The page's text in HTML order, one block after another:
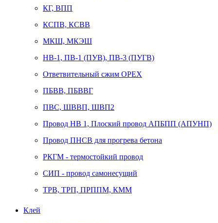
КГ, ВПП
КСПВ, КСВВ
МКШ, МКЭШ
НВ-1, ПВ-1 (ПУВ), ПВ-3 (ПУГВ)
Ответвительный сжим ОРЕХ
ПБВВ, ПБВВГ
ПВС, ШВВП, ШВП2
Провод НВ 1, Плоский провод АПБПП (АПУНП)
Провод ПНСВ для прогрева бетона
РКГМ - термостойкий провод
СИП - провод самонесущий
ТРВ, ТРП, ПРППМ, КММ
Клей